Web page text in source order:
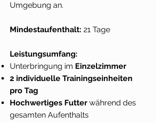
Umgebung an.
Mindestaufenthalt: 21 Tage
Leistungsumfang:
Unterbringung im Einzelzimmer
2 individuelle Trainingseinheiten
pro Tag
Hochwertiges Futter während des
gesamten Aufenthalts